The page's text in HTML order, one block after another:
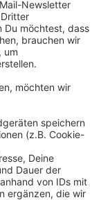
wird das Amt